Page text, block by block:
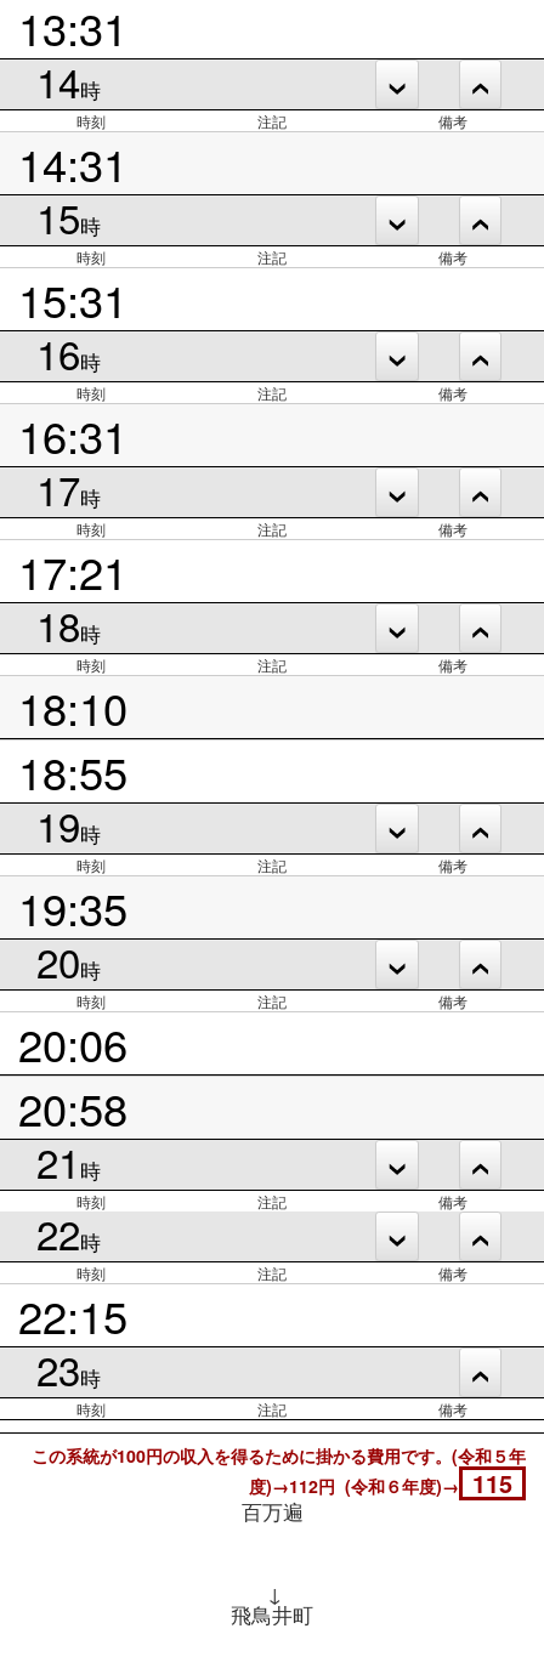
13:31
14時
時刻 注記 備考
14:31
15時
時刻 注記 備考
15:31
16時
時刻 注記 備考
16:31
17時
時刻 注記 備考
17:21
18時
時刻 注記 備考
18:10
18:55
19時
時刻 注記 備考
19:35
20時
時刻 注記 備考
20:06
20:58
21 時
時刻 注記 備考
22時
時刻 注記 備考
22:15
23時
時刻 注記 備考
この系統が100円の収入を得るために掛かる費用です。(令和５年
度)→112円 (令和６年度)→
115
百万遍
↓
飛鳥井町